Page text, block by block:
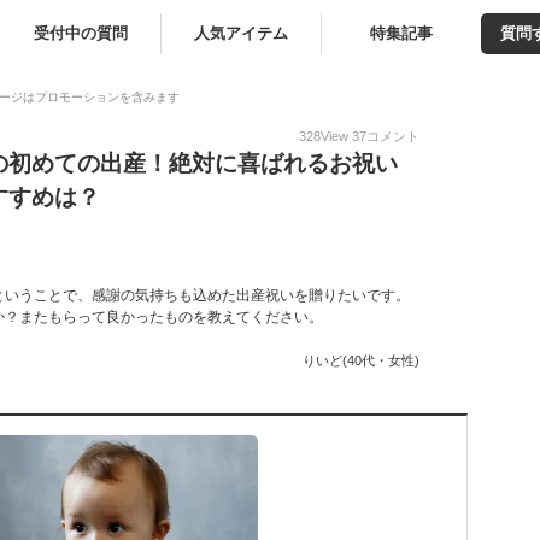
受付中の質問 人気アイテム 特集記事 質問
ジはプロモーションを含みます
328View 37コメント
めての出産！絶対に喜ばれるお祝い
めは？
うことで、感謝の気持ちも込めた出産祝いを贈りたいです。
またもらって良かったものを教えてください。
りいど(40代・女性)